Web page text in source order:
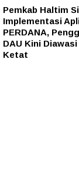
Pemkab Haltim
Implementasi
PERDANA,
DAU Kini
Ketat